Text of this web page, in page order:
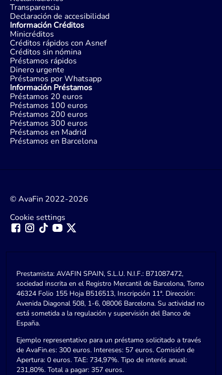
Transparencia
Declaración de accesibilidad
Información Créditos
Minicréditos
Créditos rápidos con Asnef
Créditos sin nómina
Préstamos rápidos
Dinero urgente
Préstamos por Whatsapp
Información Préstamos
Préstamos 20 euros
Préstamos 100 euros
Préstamos 200 euros
Préstamos 300 euros
Préstamos en Madrid
Préstamos en Barcelona
© AvaFin 2022-2026
Cookie settings
Prestamista: AVAFIN SPAIN, S.L.U. N.I.F.: B71087472,
sociedad inscrita en el Registro Mercantil de Barcelona, Tomo
46324 Folio 155 Hoja B516513, Inscripción 11ª. Dirección:
Avenida Diagonal 508, 1-6, 08006 Barcelona. Su actividad no
está sometida a la regulación y supervisión del Banco de
España.
Ejemplo representativo para un préstamo solicitado a través
de AvaFin.es: 300 euros. Intereses: 57 euros. Comisión de
Apertura: 0 euros. TAE: 734,97%. Tipo de interés anual:
231,80%. Total a pagar: 357 euros.